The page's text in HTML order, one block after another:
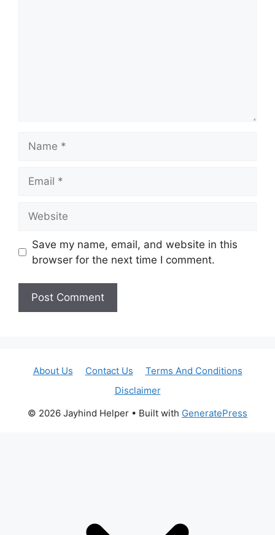
Save my name, email, and website in this
browser for the next time I comment.
About Us Contact Us
Terms And Conditions
Disclaimer
© 2026 Jayhind Helper • Built with GeneratePress